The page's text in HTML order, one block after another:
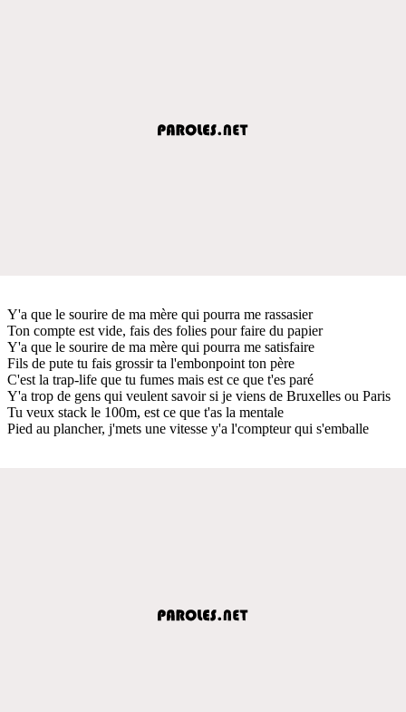
Y'a que le sourire de ma mère qui pourra me rassasier
Ton compte est vide, fais des folies pour faire du papier
Y'a que le sourire de ma mère qui pourra me satisfaire
Fils de pute tu fais grossir ta l'embonpoint ton père
C'est la trap-life que tu fumes mais est ce que t'es paré
Y'a trop de gens qui veulent savoir si je viens de Bruxelles ou Paris
Tu veux stack le 100m, est ce que t'as la mentale
Pied au plancher, j'mets une vitesse y'a l'compteur qui s'emballe